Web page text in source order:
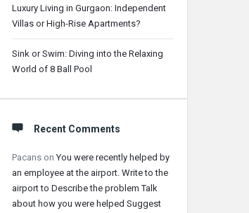
Luxury Living in Gurgaon: Independent
Villas or High-Rise Apartments?
Sink or Swim: Diving into the Relaxing
World of 8 Ball Pool
Recent Comments
Pacans onYou were recently helped by
an employee at the airport. Write to the
airport to Describe the problem Talk
about how you were helped Suggest